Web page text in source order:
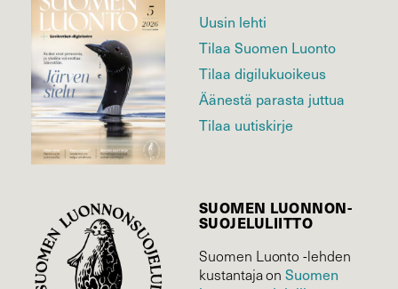
Uusin lehti
Tilaa Suomen Luonto
Tilaa digilukuoikeus
Äänestä parasta juttua
Tilaa uutiskirje
SUOMEN LUONNON­
SUOJELU­LIITTO
Suomen Luonto -lehden
kustantaja onSuomen